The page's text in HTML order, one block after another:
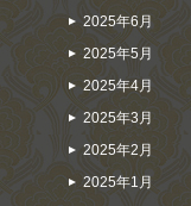
2025年6月
2025年5月
2025年4月
2025年3月
2025年2月
2025年1月